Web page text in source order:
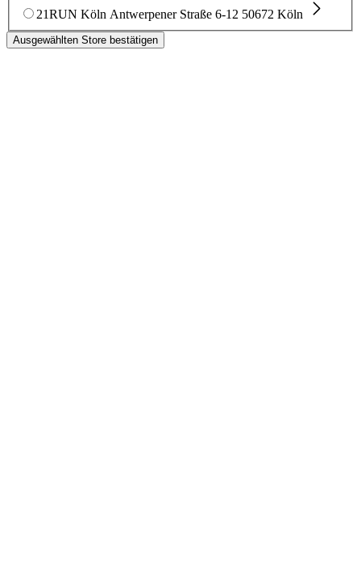
21RUN Köln Antwerpener Straße 6-12 50672 Köln
Ausgewählten Store bestätigen